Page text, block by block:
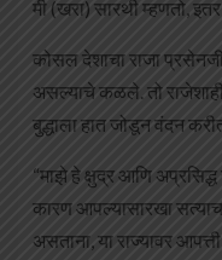
मी (खरा) सारथी म्हणतो,
कोसल देशाचा राजा
असल्याचे कळले. तो
बुद्धाला हात जोडून वंदन
“माझे हे क्षुद्र आणि
कारण आपल्यासारखा
असताना, या राज्यावर